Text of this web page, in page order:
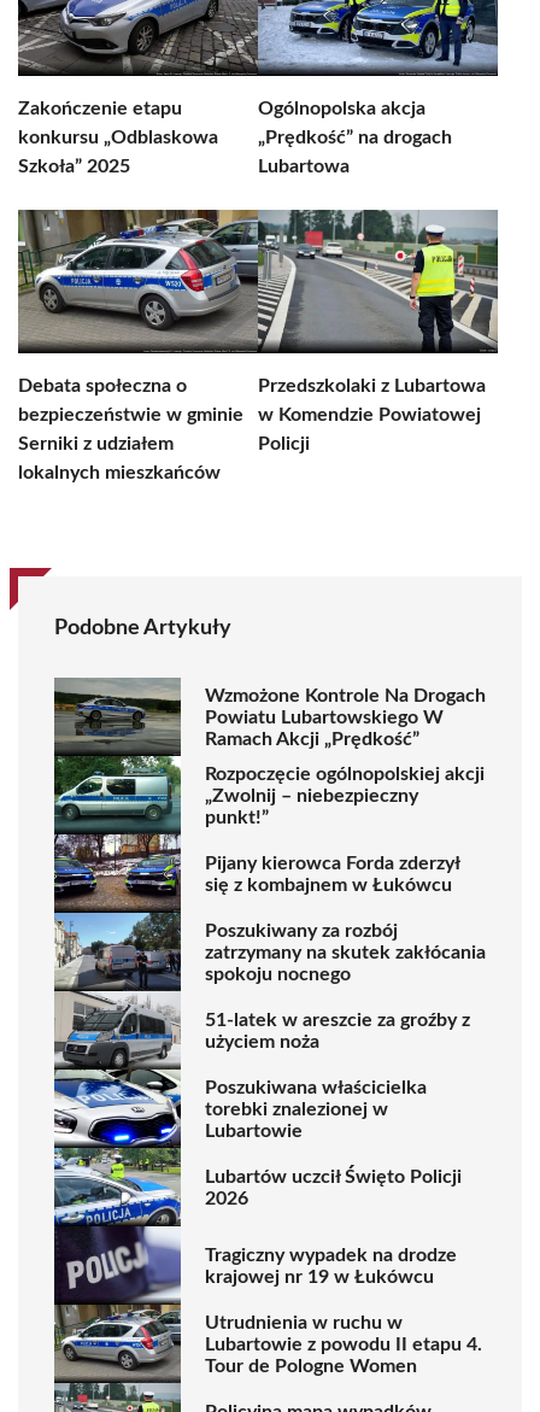
Zakończenie etapu
konkursu „Odblaskowa
Szkoła” 2025
Ogólnopolska akcja
„Prędkość” na drogach
Lubartowa
Debata społeczna o
bezpieczeństwie w gminie
Serniki z udziałem
lokalnych mieszkańców
Przedszkolaki z Lubartowa
w Komendzie Powiatowej
Policji
Podobne Artykuły
Wzmożone Kontrole Na Drogach
Powiatu Lubartowskiego W
Ramach Akcji „Prędkość”
Rozpoczęcie ogólnopolskiej akcji
„Zwolnij – niebezpieczny
punkt!”
Pijany kierowca Forda zderzył
się z kombajnem w Łukówcu
Poszukiwany za rozbój
zatrzymany na skutek zakłócania
spokoju nocnego
51-latek w areszcie za groźby z
użyciem noża
Poszukiwana właścicielka
torebki znalezionej w
Lubartowie
Lubartów uczcił Święto Policji
2026
Tragiczny wypadek na drodze
krajowej nr 19 w Łukówcu
Utrudnienia w ruchu w
Lubartowie z powodu II etapu 4.
Tour de Pologne Women